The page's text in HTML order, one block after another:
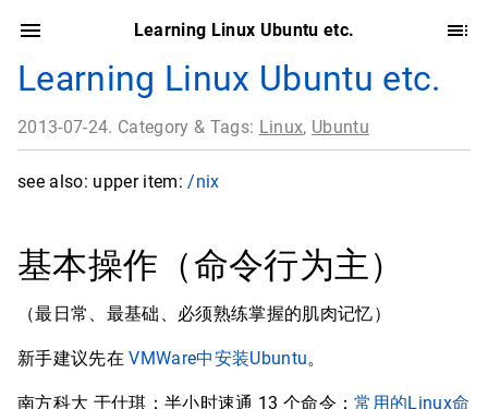
Learning Linux Ubuntu etc.
Learning Linux Ubuntu etc.
2013-07-24. Category & Tags: Linux, Ubuntu
see also: upper item:/nix
基本操作（命令行为主）
（最日常、最基础、必须熟练掌握的肌肉记忆）
新手建议先在VMWare中安装Ubuntu。
南方科大 于仕琪：半小时速通 13 个命令：常用的Linux命